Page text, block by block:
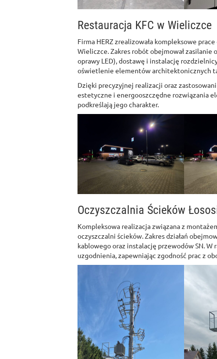
Restauracja KFC w Wieliczce
Firma HERZ zrealizowała kompleksowe
Wieliczce. Zakres robót obejmował
oprawy LED), dostawę i instalację
oświetlenie elementów architektonicznych
Dzięki precyzyjnej realizacji oraz
estetyczne i energooszczędne rozwiązania
podkreślają jego charakter.
Oczyszczalnia Ścieków
Kompleksowa realizacja związana z
oczyszczalni ścieków. Zakres działań
kablowego oraz instalację przewodów SN.
uzgodnienia, zapewniając zgodność prac z